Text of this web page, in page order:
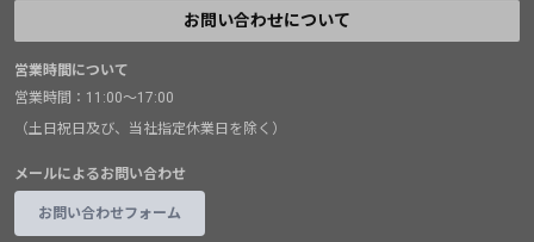
お問い合わせについて
営業時間について
営業時間：11:00～17:00
（土日祝日及び、当社指定休業日を除く）
メールによるお問い合わせ
お問い合わせフォーム